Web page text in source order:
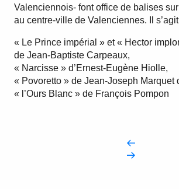
Valenciennois- font office de balises
au centre-ville de Valenciennes. Il
« Le Prince impérial » et « Hector
de Jean-Baptiste Carpeaux,
« Narcisse » d’Ernest-Eugène Hiolle,
« Povoretto » de Jean-Joseph Marquet
« l’Ours Blanc » de François Pompon